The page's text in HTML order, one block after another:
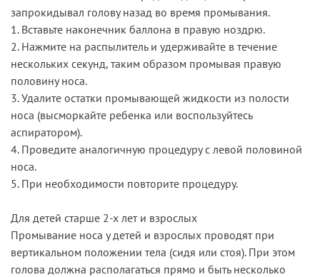
запрокидывал голову назад во время промывания.
1. Вставьте наконечник баллона в правую ноздрю.
2. Нажмите на распылитель и удерживайте в течение
нескольких секунд, таким образом промывая правую
половину носа.
3. Удалите остатки промывающей жидкости из полости
носа (высморкайте ребенка или воспользуйтесь
аспиратором).
4. Проведите аналогичную процедуру с левой половиной
носа.
5. При необходимости повторите процедуру.
Для детей старше 2-х лет и взрослых
Промывание носа у детей и взрослых проводят при
вертикальном положении тела (сидя или стоя). При этом
голова должна располагаться прямо и быть несколько